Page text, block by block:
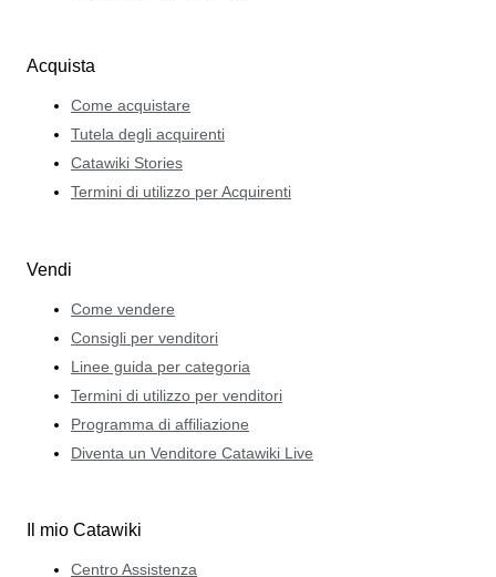
Acquista
Come acquistare
Tutela degli acquirenti
Catawiki Stories
Termini di utilizzo per Acquirenti
Vendi
Come vendere
Consigli per venditori
Linee guida per categoria
Termini di utilizzo per venditori
Programma di affiliazione
Diventa un Venditore Catawiki Live
Il mio Catawiki
Centro Assistenza